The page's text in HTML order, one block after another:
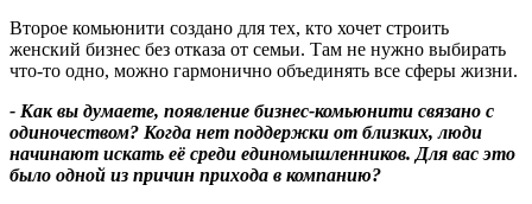
Второе комьюнити создано для тех, кто хочет строить
женский бизнес без отказа от семьи. Там не нужно выбирать
что‑то одно, можно гармонично объединять все сферы жизни.
- Как вы думаете, появление бизнес‑комьюнити связано с
одиночеством? Когда нет поддержки от близких, люди
начинают искать её среди единомышленников. Для вас это
было одной из причин прихода в компанию?